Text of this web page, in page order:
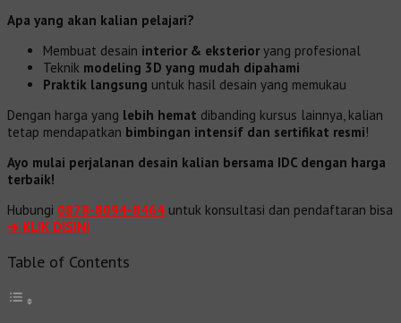
Apa yang akan kalian pelajari?
Membuat desain interior & eksterioryang profesional
Teknik modeling 3D yang mudah dipahami
Praktik langsung untuk hasil desain yang memukau
Dengan harga yang lebih hemat dibanding kursus lainnya, kalian
tetap mendapatkan bimbingan intensif dan sertifikat resmi!
Ayo mulai perjalanan desain kalian bersama IDC dengan harga
terbaik!
Hubungi 0878-8094-8464 untuk konsultasi dan pendaftaran bisa
➔ KLIK DISINI
Table of Contents